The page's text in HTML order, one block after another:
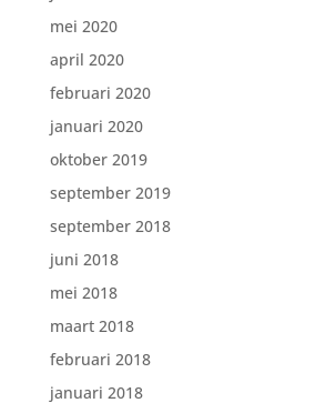
mei 2020
april 2020
februari 2020
januari 2020
oktober 2019
september 2019
september 2018
juni 2018
mei 2018
maart 2018
februari 2018
januari 2018